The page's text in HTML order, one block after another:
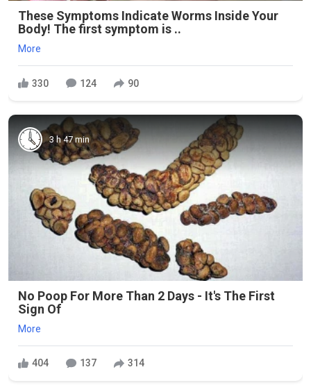
These Symptoms Indicate Worms Inside Your
Body! The first symptom is ..
More
330 124 90
3 h 47 min
No Poop For More Than 2 Days - It's The First
Sign Of
More
404 137 314